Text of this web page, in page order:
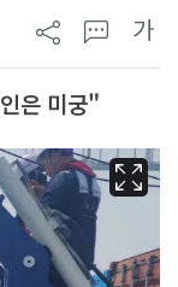
가
은 미궁"